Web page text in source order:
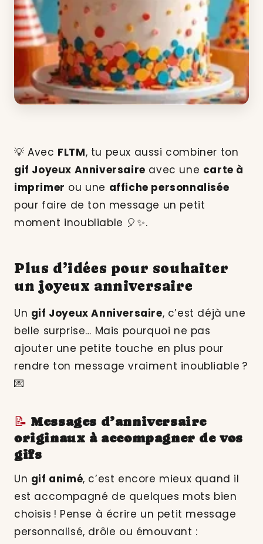
💡 Avec FLTM, tu peux aussi combiner ton
gif Joyeux Anniversaire avec une carte à
imprimer ou une affiche personnalisée
pour faire de ton message un petit
moment inoubliable 🎈✨.
Plus d’idées pour souhaiter
un joyeux anniversaire
Un gif Joyeux Anniversaire, c’est déjà une
belle surprise… Mais pourquoi ne pas
ajouter une petite touche en plus pour
rendre ton message vraiment inoubliable ?
💌
📝Messages d’anniversaire
originaux à accompagner de vos
gifs
Un gif animé, c’est encore mieux quand il
est accompagné de quelques mots bien
choisis ! Pense à écrire un petit message
personnalisé, drôle ou émouvant :